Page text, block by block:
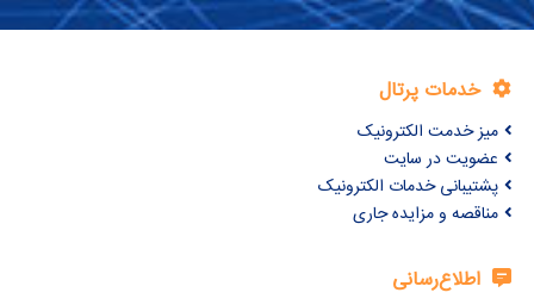
خدمات پرتال
میز خدمت الکترونیک
عضویت در سایت
پشتیبانی خدمات الکترونیک
مناقصه و مزایده جاری
اطلاع‌رسانی